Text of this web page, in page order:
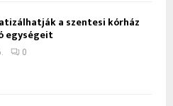
a szentesi kórház
egységeit
0